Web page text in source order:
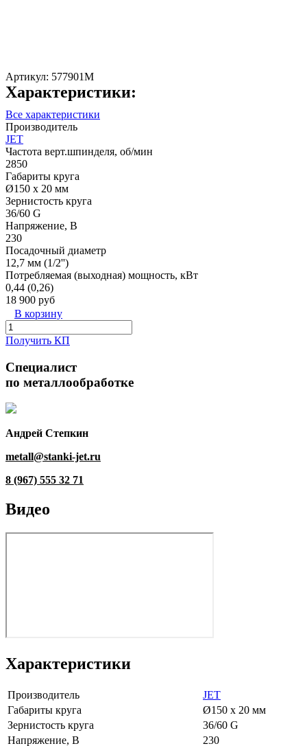
Артикул: 577901M
Характеристики:
Все характеристики
Производитель
JET
Частота верт.шпинделя, об/мин
2850
Габариты круга
Ø150 х 20 мм
Зернистость круга
36/60 G
Напряжение, В
230
Посадочный диаметр
12,7 мм (1/2'')
Потребляемая (выходная) мощность, кВт
0,44 (0,26)
18 900 руб
В корзину
Получить КП
Специалист
по металлообработке
Андрей Степкин
metall@stanki-jet.ru
8 (967) 555 32 71
Видео
Характеристики
Производитель
JET
Габариты круга
Ø150 х 20 мм
Зернистость круга
36/60 G
Напряжение, В
230